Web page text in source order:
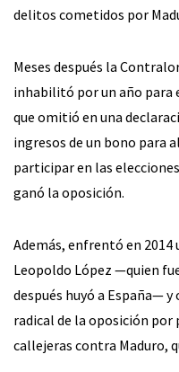
delitos cometidos por
Meses después la
inhabilitó por un año para
que omitió en una
ingresos de un bono para
participar en las
ganó la oposición.
Además, enfrentó en
Leopoldo López —quien
después huyó a España—
radical de la oposición
callejeras contra Maduro,